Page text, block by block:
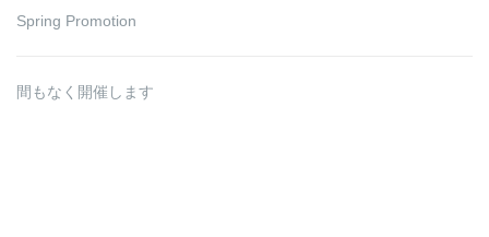
Spring Promotion
間もなく開催します